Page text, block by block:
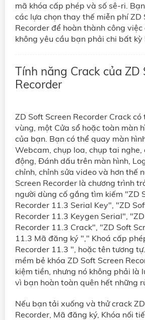
mã khóa cấp phép và số sê-ri.
các lựa chọn thay thế miễn phí ZD
Recorder để hoàn thành công
không yêu cầu bạn phải chi bất kỳ
Tính năng Crack của ZD
Recorder
ZD Soft Screen Recorder Crack
vùng, một Cửa sổ hoặc toàn màn
của bạn. Bạn có thể quay màn
Webcam, chụp loa, chụp tai nghe,
động, Đánh dấu trên màn hình,
chỉnh, chỉnh sửa video và hơn thế
Screen Recorder là chương trình
người dùng cố gắng tìm kiếm "ZD
Recorder 11.3 Serial Key", "ZD
Recorder 11.3 Keygen Serial",
Recorder 11.3 Crack", "ZD Soft
11.3 Mã đăng ký "," Khoá cấp
Recorder 11.3 ", hoặc tên tương
mềm bẻ khóa ZD Soft Screen
kiệm tiền, nhưng nó không phải là
vì bạn hoàn toàn quên hết những
Nếu bạn tải xuống và thử crack
Recorder, Mã đăng ký, Khóa nối